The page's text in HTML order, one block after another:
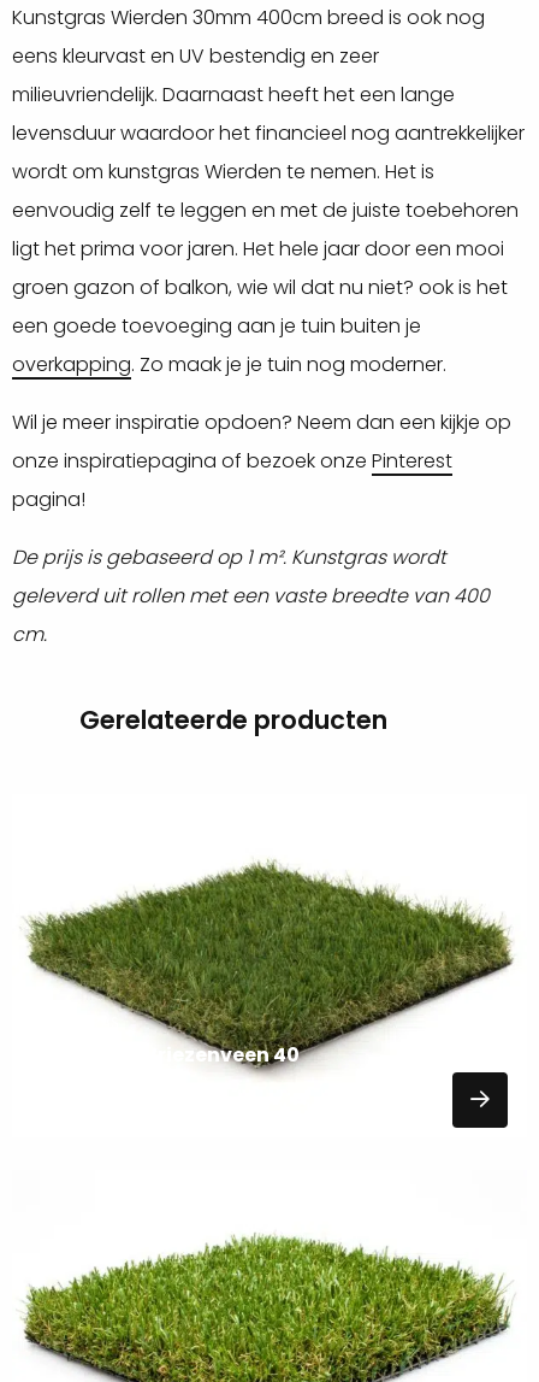
Kunstgras Wierden 30mm 400cm breed is ook nog
eens kleurvast en UV bestendig en zeer
milieuvriendelijk. Daarnaast heeft het een lange
levensduur waardoor het financieel nog aantrekkelijker
wordt om kunstgras Wierden te nemen. Het is
eenvoudig zelf te leggen en met de juiste toebehoren
ligt het prima voor jaren. Het hele jaar door een mooi
groen gazon of balkon, wie wil dat nu niet? ook is het
een goede toevoeging aan je tuin buiten je
overkapping. Zo maak je je tuin nog moderner.
Wil je meer inspiratie opdoen? Neem dan een kijkje op
onze inspiratiepagina of bezoek onze Pinterest
pagina!
De prijs is gebaseerd op 1 m². Kunstgras wordt
geleverd uit rollen met een vaste breedte van 400
cm.
Gerelateerde producten
Kunstgras Vriezenveen 40